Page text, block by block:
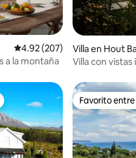
Calificación promedio: 4.92
4.92 (207)
a la montaña
Villa en Hout
Villa con vistas
Favorito
Favorito